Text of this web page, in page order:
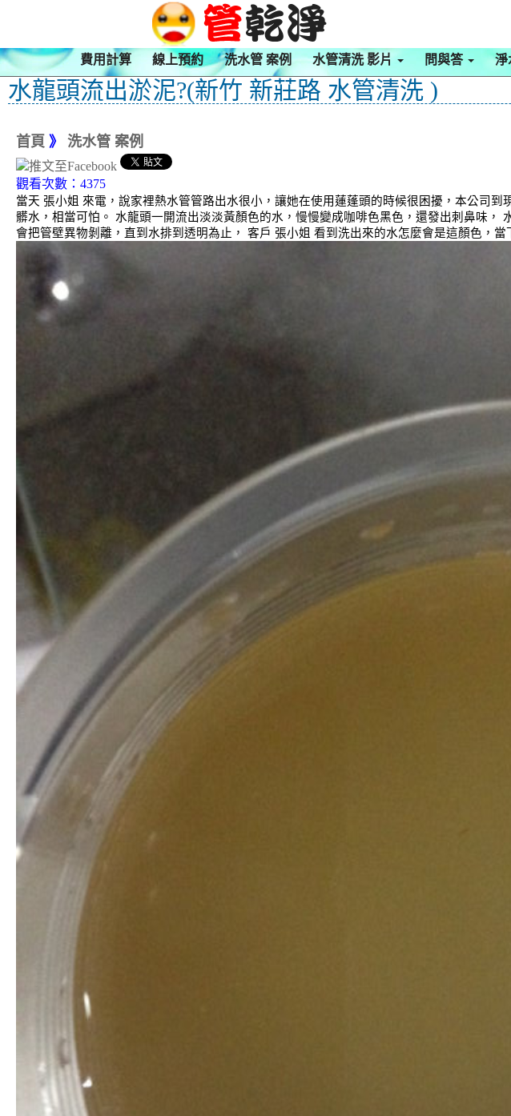
費用計算 線上預約 洗水管 案例 水管清洗 影片 問與答 淨
水龍頭流出淤泥?(新竹 新莊路 水管清洗 )
首頁 》 洗水管 案例
觀看次數：4375
當天 張小姐 來電，說家裡熱水管管路出水很小，讓她在使用蓮蓬頭的時候很困擾，本公司
髒水，相當可怕。 水龍頭一開流出淡淡黃顏色的水，慢慢變成咖啡色黑色，還發出刺鼻味
會把管壁異物剝離，直到水排到透明為止， 客戶 張小姐 看到洗出來的水怎麼會是這顏色，當